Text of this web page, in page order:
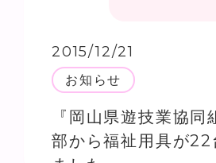
2015/12/21
お知らせ
『岡山県遊技業協同
部から福祉用具が22